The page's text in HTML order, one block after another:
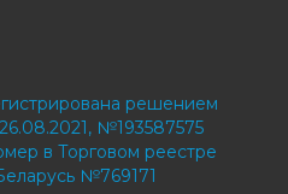
решением
№193587575
в Торговом реестре
№769171